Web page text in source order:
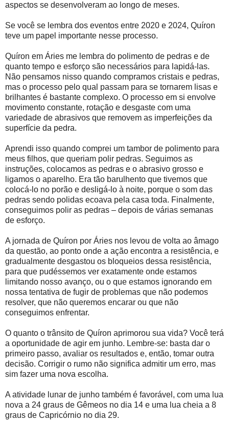
aspectos se desenvolveram ao longo de meses.
Se você se lembra dos eventos entre 2020 e 2024, Quíron
teve um papel importante nesse processo.
Quíron em Áries me lembra do polimento de pedras e de
quanto tempo e esforço são necessários para lapidá-las.
Não pensamos nisso quando compramos cristais e pedras,
mas o processo pelo qual passam para se tornarem lisas e
brilhantes é bastante complexo. O processo em si envolve
movimento constante, rotação e desgaste com uma
variedade de abrasivos que removem as imperfeições da
superfície da pedra.
Aprendi isso quando comprei um tambor de polimento para
meus filhos, que queriam polir pedras. Seguimos as
instruções, colocamos as pedras e o abrasivo grosso e
ligamos o aparelho. Era tão barulhento que tivemos que
colocá-lo no porão e desligá-lo à noite, porque o som das
pedras sendo polidas ecoava pela casa toda. Finalmente,
conseguimos polir as pedras – depois de várias semanas
de esforço.
A jornada de Quíron por Áries nos levou de volta ao âmago
da questão, ao ponto onde a ação encontra a resistência, e
gradualmente desgastou os bloqueios dessa resistência,
para que pudéssemos ver exatamente onde estamos
limitando nosso avanço, ou o que estamos ignorando em
nossa tentativa de fugir de problemas que não podemos
resolver, que não queremos encarar ou que não
conseguimos enfrentar.
O quanto o trânsito de Quíron aprimorou sua vida? Você terá
a oportunidade de agir em junho. Lembre-se: basta dar o
primeiro passo, avaliar os resultados e, então, tomar outra
decisão. Corrigir o rumo não significa admitir um erro, mas
sim fazer uma nova escolha.
A atividade lunar de junho também é favorável, com uma lua
nova a 24 graus de Gêmeos no dia 14 e uma lua cheia a 8
graus de Capricórnio no dia 29.